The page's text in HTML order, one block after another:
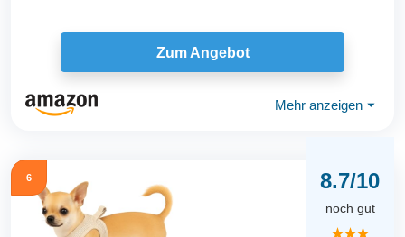
Zum Angebot
Mehr anzeigen ⏷
6 8.7/10
noch gut
★★★